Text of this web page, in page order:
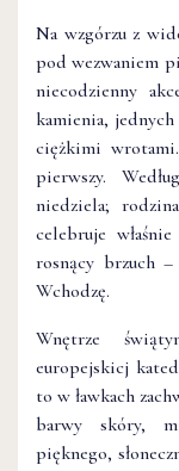
Na wzgórzu z
pod wezwaniem
niecodzienny
kamienia,
ciężkimi
pierwszy.
niedziela;
celebruje
rosnący brzuch
Wchodzę.
Wnętrze
europejskicj
to w ławkach
barwy skóry,
pięknego,